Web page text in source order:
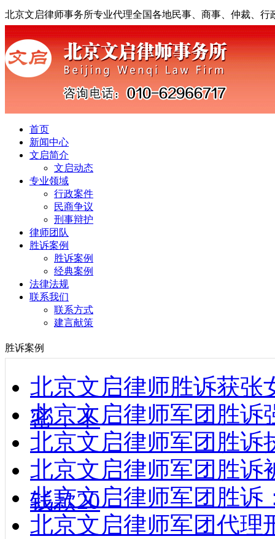
北京文启律师事务所专业代理全国各地民事、商事、仲裁、行
首页
新闻中心
文启简介
文启动态
专业领域
行政案件
民商争议
刑事辩护
律师团队
胜诉案例
胜诉案例
经典案例
法律法规
联系我们
联系方式
建言献策
胜诉案例
北京文启律师胜诉获张
密，不
北京文启律师军团胜诉
北京文启律师军团胜诉
北京文启律师军团胜诉
钱款20
北京文启律师军团胜诉
北京文启律师军团代理